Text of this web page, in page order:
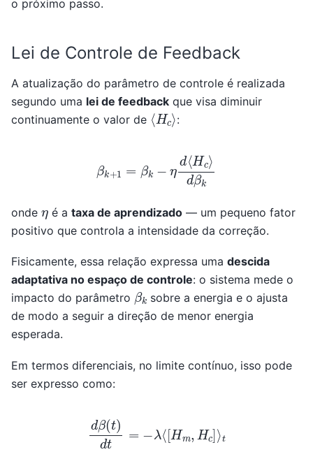
o próximo passo.
Lei de Controle de Feedback
A atualização do parâmetro de controle é realizada
segundo uma lei de feedback que visa diminuir
continuamente o valor de ⟨Hc⟩:
Hc⟩d β
onde ηé a taxa de aprendizado— um pequeno fator
positivo que controla a intensidade da correção.
Fisicamente, essa relação expressa uma descida
adaptativa no espaço de controle: o sistema mede o
impacto do parâmetro β sobre a energia e o ajusta
de modo a seguir a direção de menor energia
esperada.
Em termos diferenciais, no limite contínuo, isso pode
ser expresso como:
dβ(t)d